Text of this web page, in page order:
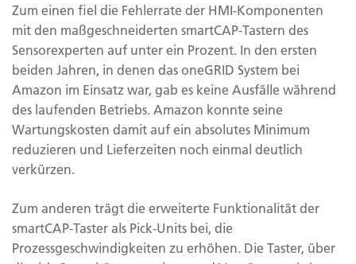
Zum einen fiel die Fehlerrate der HMI-Komponenten
mit den maßgeschneiderten smartCAP-Tastern des
Sensorexperten auf unter ein Prozent. In den ersten
beiden Jahren, in denen das oneGRID System bei
Amazon im Einsatz war, gab es keine Ausfälle während
des laufenden Betriebs. Amazon konnte seine
Wartungskosten damit auf ein absolutes Minimum
reduzieren und Lieferzeiten noch einmal deutlich
verkürzen.
Zum anderen trägt die erweiterte Funktionalität der
smartCAP-Taster als Pick-Units bei, die
Prozessgeschwindigkeiten zu erhöhen. Die Taster, über